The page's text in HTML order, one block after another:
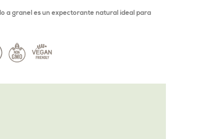
a granel es un expectorante natural ideal para